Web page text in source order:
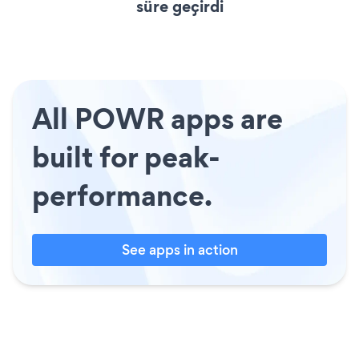
süre geçirdi
All POWR apps are
built for peak-
performance.
See apps in action